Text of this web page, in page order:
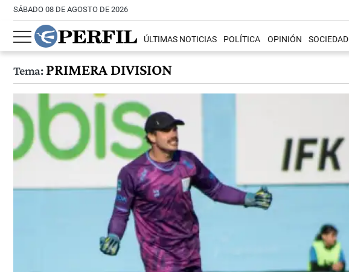
SÁBADO 08 DE AGOSTO DE 2026
ÚLTIMAS NOTICIAS POLÍTICA OPINIÓN SOCIEDAD
Tema:PRIMERA DIVISION